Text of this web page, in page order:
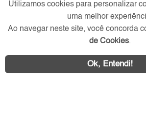
WhatsApp
Área exclusiva aos
acesse sua conta:
Utilizamos cookies para personalizar
uma melhor
Ao navegar neste site, você concorda
de Cookies.
Ok, Entendi!